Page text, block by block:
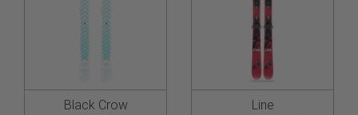
Black Crow Line